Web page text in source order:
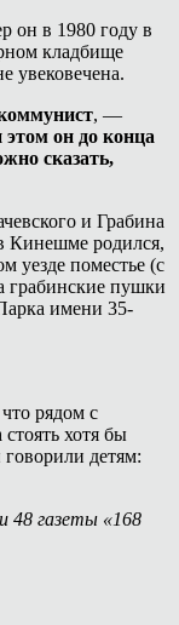
он в 1980 году в
кладбище
увековечена.
, —
он до конца
сказать,
и Грабина
Кинешме родился,
уезде поместье (с
грабинские пушки
имени 35-
рядом с
хотя бы
детям:
48 газеты «168